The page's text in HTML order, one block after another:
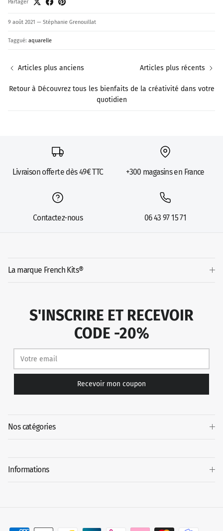
Partager
9 août 2021 — Stéphanie Grenouillat
Taggué: aquarelle
Articles plus anciens
Retour à Découvrez tous les bienfaits de la créativité dans votre
quotidien
Articles plus récents
Livraison offerte dès 49€ TTC +300 magasins en France
Contactez-nous 06 43 97 15 71
La marque French Kits®
S'INSCRIRE ET RECEVOIR
CODE -20%
Recevoir mon coupon
Nos catégories
Informations